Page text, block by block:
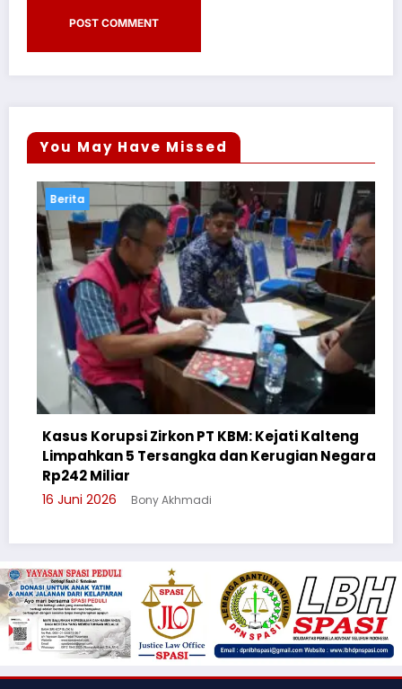
You May Have Missed
Zirkon PT KBM: Kejati Kalteng
5 Tersangka dan Kerugian Negara
Bony Akhmadi
Berita
Cegah